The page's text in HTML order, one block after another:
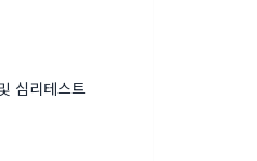
심리테스트